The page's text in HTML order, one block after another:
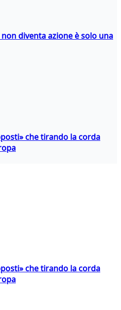
diventa azione è solo una
che tirando la corda
che tirando la corda